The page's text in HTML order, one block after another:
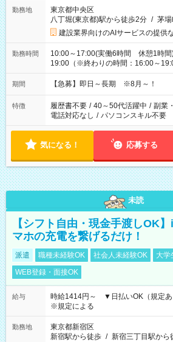
勤務地
東京都中央区
八丁堀(東京都)駅から徒歩2分 / 茅
建設業界向けのAIサービスの提供
勤務時間
10:00～17:00(実働6時間 休憩1時
19:00（※終わりの時間：16:00～
期間 【急募】即日～長期 ※8月～！
特徴 履歴書不要 / 40～50代活躍中 / 副業
電話対応なし / パソコンスキル不要
気になる！ 応募する
未読
【シフト自由・現金手渡しOK
マホの充電を繋げるだけ！
派遣 職種未経験OK 社会人未経験OK 大学
WEB登録・面接OK
給与
時給1414円～ ▼日払いOK（規定
※規定による
勤務地
東京都新宿区
新宿駅から徒歩 / 新宿三丁目駅から